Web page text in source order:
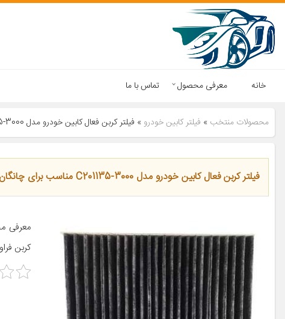
خانه معرفی محصول تماس با ما
محصولات منتخب » فیلتر کابین خودرو» فیلتر کربن فعال کابین خودرو مدل C201135-3000 مناسب برای چانگان AEDO
فیلتر کربن فعال کابین خودرو مدل C201135-3000 مناسب برای چانگان AEDO
کربن